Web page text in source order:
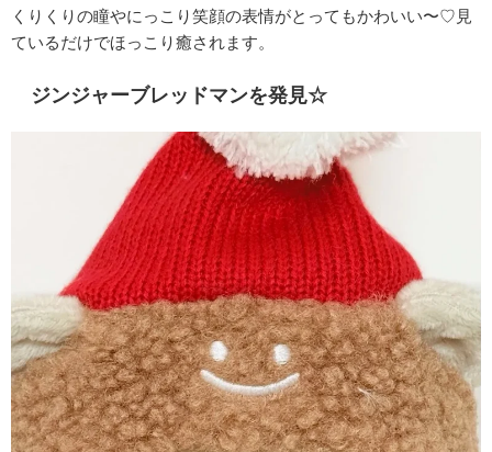
くりくりの瞳やにっこり笑顔の表情がとってもかわいい〜♡見
ているだけでほっこり癒されます。
ジンジャーブレッドマンを発見☆